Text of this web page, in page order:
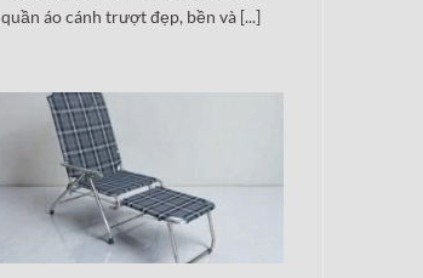
quần áo cánh trượt đẹp, bền và [...]